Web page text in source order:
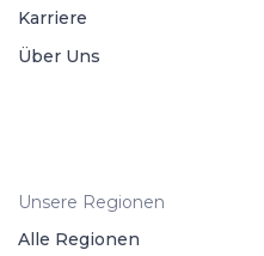
Karriere
Über Uns
Unsere Regionen
Alle Regionen